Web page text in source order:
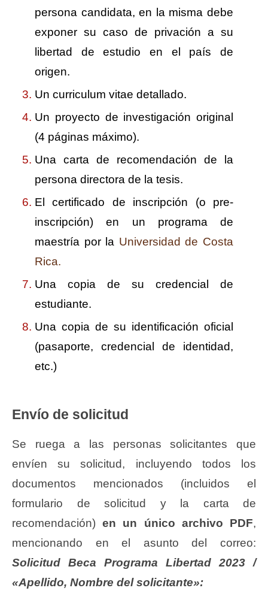
persona candidata, en la misma debe
exponer su caso de privación a su
libertad de estudio en el país de
origen.
Un curriculum vitae detallado.
Un proyecto de investigación original
(4 páginas máximo).
Una carta de recomendación de la
persona directora de la tesis.
El certificado de inscripción (o pre-
inscripción) en un programa de
maestría por la Universidad de Costa
Rica.
Una copia de su credencial de
estudiante.
Una copia de su identificación oficial
(pasaporte, credencial de identidad,
etc.)
Envío de solicitud
Se ruega a las personas solicitantes que
envíen su solicitud, incluyendo todos los
documentos mencionados (incluidos el
formulario de solicitud y la carta de
recomendación)en un único archivo PDF,
mencionando en el asunto del correo:
Solicitud Beca Programa Libertad 2023 /
«Apellido, Nombre del solicitante»: